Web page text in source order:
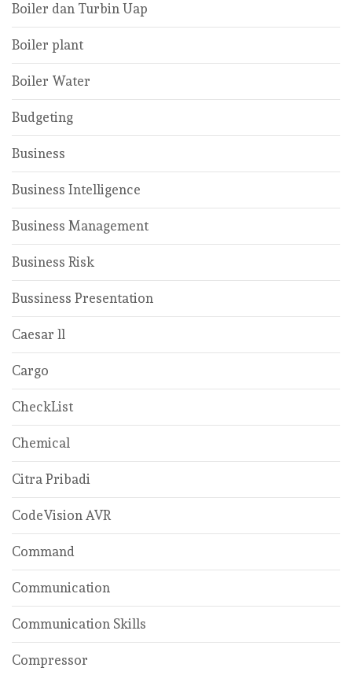
Boiler dan Turbin Uap
Boiler plant
Boiler Water
Budgeting
Business
Business Intelligence
Business Management
Business Risk
Bussiness Presentation
Caesar ll
Cargo
CheckList
Chemical
Citra Pribadi
CodeVision AVR
Command
Communication
Communication Skills
Compressor